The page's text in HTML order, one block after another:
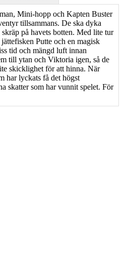
Mini-hopp och Kapten Buster
tillsammans. De ska dyka
på havets botten. Med lite tur
Putte och en magisk
tid och mängd luft innan
till ytan och Viktoria igen, så de
skicklighet för att hinna. När
har lyckats få det högst
skatter som har vunnit spelet. För